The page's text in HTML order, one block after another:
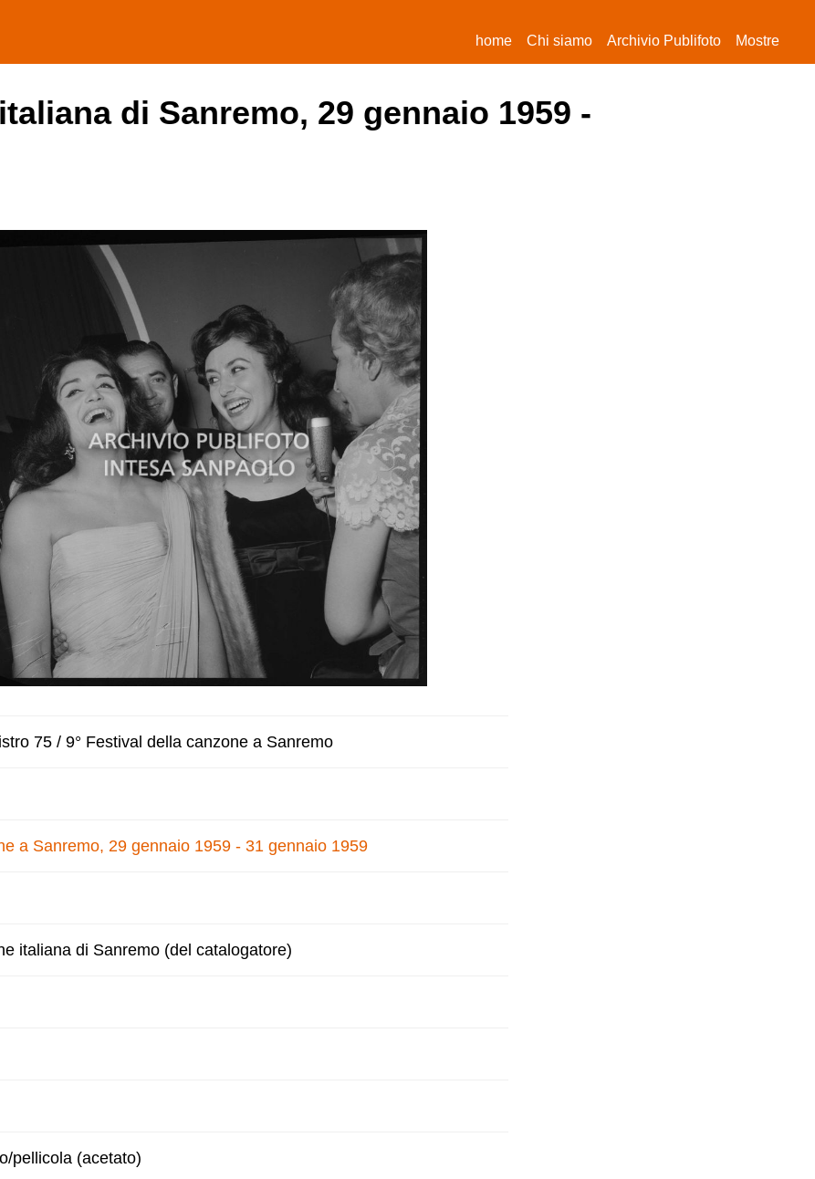
home(current)
Chi siamo Archivio Publifoto Mostre
di Sanremo, 29 gennaio 1959 -
75 / 9° Festival della canzone a Sanremo
a Sanremo, 29 gennaio 1959 - 31 gennaio 1959
italiana di Sanremo (del catalogatore)
pellicola (acetato)